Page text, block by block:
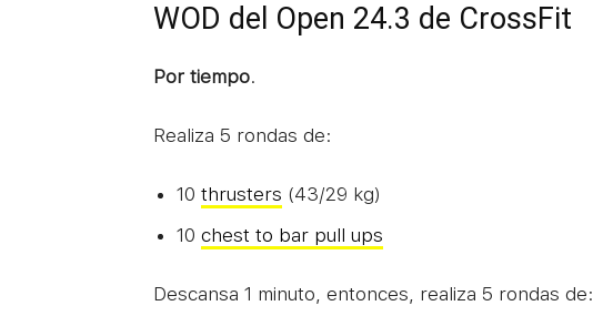
WOD del Open 24.3 de CrossFit
Por tiempo.
Realiza 5 rondas de:
10 thrusters (43/29 kg)
10 chest to bar pull ups
Descansa 1 minuto, entonces, realiza 5 rondas de: